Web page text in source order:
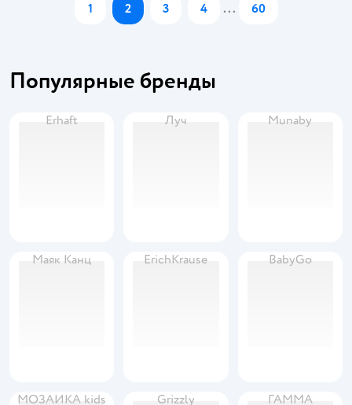
1 2 3 4 ... 60
Популярные бренды
Erhaft Луч Munaby
Маяк Канц ErichKrause BabyGo
МОЗАИКА kids Grizzly ГАММА